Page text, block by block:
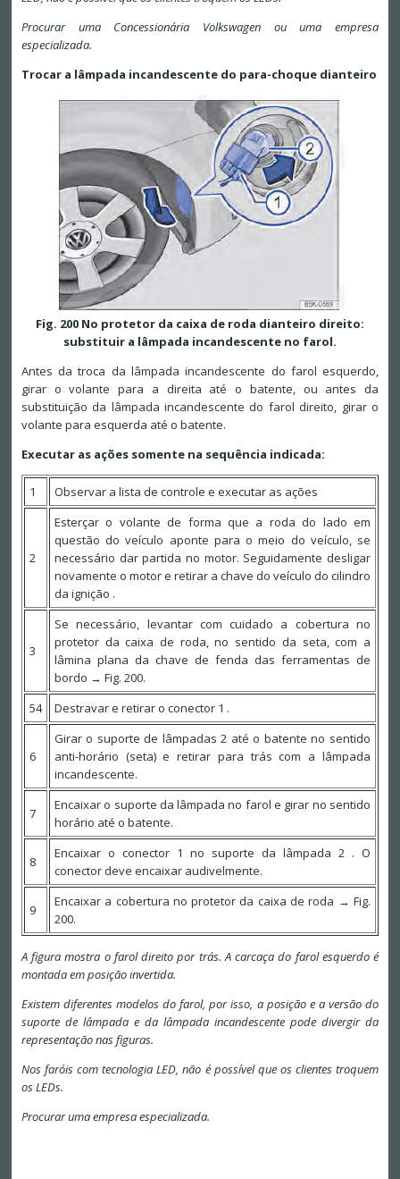
Procurar uma Concessionária Volkswagen ou uma empresa
especializada.
Trocar a lâmpada incandescente do para-choque dianteiro
Fig. 200 No protetor da caixa de roda dianteiro direito:
substituir a lâmpada incandescente no farol.
Antes da troca da lâmpada incandescente do farol esquerdo,
girar o volante para a direita até o batente, ou antes da
substituição da lâmpada incandescente do farol direito, girar o
volante para esquerda até o batente.
Executar as ações somente na sequência indicada:
1 Observar a lista de controle e executar as ações
2
Esterçar o volante de forma que a roda do lado em
questão do veículo aponte para o meio do veículo, se
necessário dar partida no motor. Seguidamente desligar
novamente o motor e retirar a chave do veículo do cilindro
da ignição .
3
Se necessário, levantar com cuidado a cobertura no
protetor da caixa de roda, no sentido da seta, com a
lâmina plana da chave de fenda das ferramentas de
bordo → Fig. 200.
54
Destravar e retirar o conector 1 .
6
Girar o suporte de lâmpadas 2 até o batente no sentido
anti-horário (seta) e retirar para trás com a lâmpada
incandescente.
7
Encaixar o suporte da lâmpada no farol e girar no sentido
horário até o batente.
8
Encaixar o conector 1 no suporte da lâmpada 2 . O
conector deve encaixar audivelmente.
9
Encaixar a cobertura no protetor da caixa de roda → Fig.
200.
A figura mostra o farol direito por trás. A carcaça do farol esquerdo é
montada em posição invertida.
Existem diferentes modelos do farol, por isso, a posição e a versão do
suporte de lâmpada e da lâmpada incandescente pode divergir da
representação nas figuras.
Nos faróis com tecnologia LED, não é possível que os clientes troquem
os LEDs.
Procurar uma empresa especializada.